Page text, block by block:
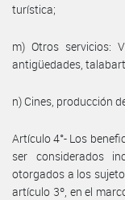
turística;
m) Otros servicios:
antigüedades,
n) Cines, producción
Artículo 4°- Los
ser considerados
otorgados a los
artículo 3º, en el